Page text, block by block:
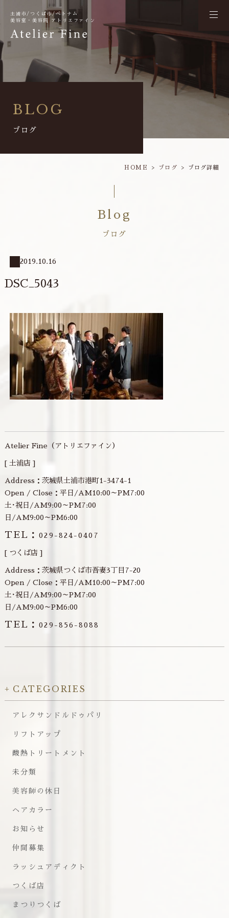
土浦市/つくば市/ベトナム
美容室・美容院 アトリエファイン
BLOG
ブログ
HOME ブログ ブログ詳細
Blog
ブログ
2019.10.16
DSC_5043
Atelier Fine（アトリエファイン）
[ 土浦店 ]
Address：茨城県土浦市港町1-3474-1
Open / Close：平日/AM10:00～PM7:00
土･祝日/AM9:00～PM7:00
日/AM9:00～PM6:00
TEL：029-824-0407
[ つくば店 ]
Address：茨城県つくば市吾妻3丁目7-20
Open / Close：平日/AM10:00～PM7:00
土･祝日/AM9:00～PM7:00
日/AM9:00～PM6:00
TEL：029-856-8088
CATEGORIES
アレクサンドルドゥパリ
リフトアップ
酸熱トリートメント
未分類
美容師の休日
ヘアカラー
お知らせ
仲間募集
ラッシュアディクト
つくば店
まつりつくば